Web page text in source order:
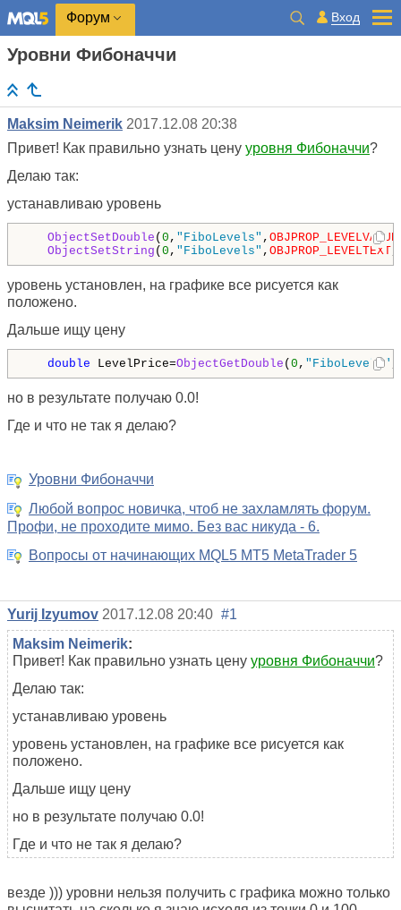
Форум Вход
Уровни Фибоначчи
Maksim Neimerik 2017.12.08 20:38
Привет! Как правильно узнать цену уровня Фибоначчи?
Делаю так:
устанавливаю уровень
ObjectSetDouble ( 0 , "FiboLevels" , OBJPROP_LEVELVALUE
ObjectSetString ( 0 , "FiboLevels" , OBJPROP_LEVELTEXT
уровень установлен, на графике все рисуется как
положено.
Дальше ищу цену
double LevelPrice=ObjectGetDouble ( 0 , "FiboLevels"
но в результате получаю 0.0!
Где и что не так я делаю?
Уровни Фибоначчи
Любой вопрос новичка, чтоб не захламлять форум.
Профи, не проходите мимо. Без вас никуда - 6.
Вопросы от начинающих MQL5 MT5 MetaTrader 5
Yurij Izyumov 2017.12.08 20:40 #1
Maksim Neimerik:
Привет! Как правильно узнать цену уровня Фибоначчи?
Делаю так:
устанавливаю уровень
уровень установлен, на графике все рисуется как
положено.
Дальше ищу цену
но в результате получаю 0.0!
Где и что не так я делаю?
везде ))) уровни нельзя получить с графика можно только